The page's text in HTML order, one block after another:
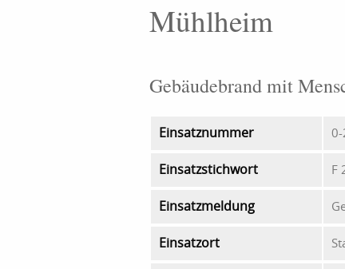
Mühlheim
Gebäudebrand mit
Einsatznummer
Einsatzstichwort F
Einsatzmeldung
Einsatzort